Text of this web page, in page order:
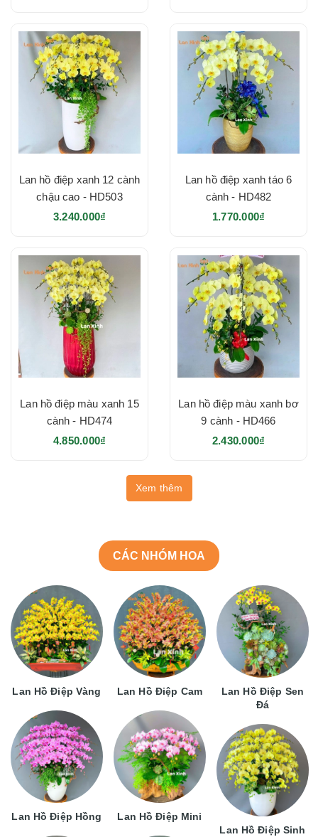
Lan hồ điệp xanh 12 cành
chậu cao - HD503
3.240.000₫
Lan hồ điệp xanh táo 6
cành - HD482
1.770.000₫
Lan hồ điệp màu xanh 15
cành - HD474
4.850.000₫
Lan hồ điệp màu xanh bơ
9 cành - HD466
2.430.000₫
Xem thêm
CÁC NHÓM HOA
Lan Hồ Điệp Vàng
Lan Hồ Điệp Hồng
Lan Hồ Điệp Cam
Lan Hồ Điệp Mini
Lan Hồ Điệp Sen
Đá
Lan Hồ Điệp Sinh